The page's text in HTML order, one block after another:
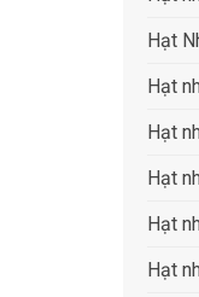
Hạt
Hạt
Hạt
Hạt
Hạt
Hạt